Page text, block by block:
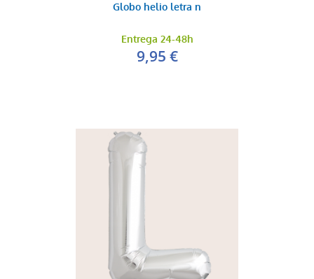
Globo helio letra n
Entrega 24-48h
9,95 €